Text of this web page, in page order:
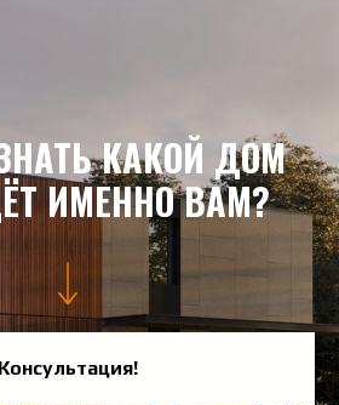
КАКОЙ ДОМ
ИМЕННО ВАМ?
Консультация!